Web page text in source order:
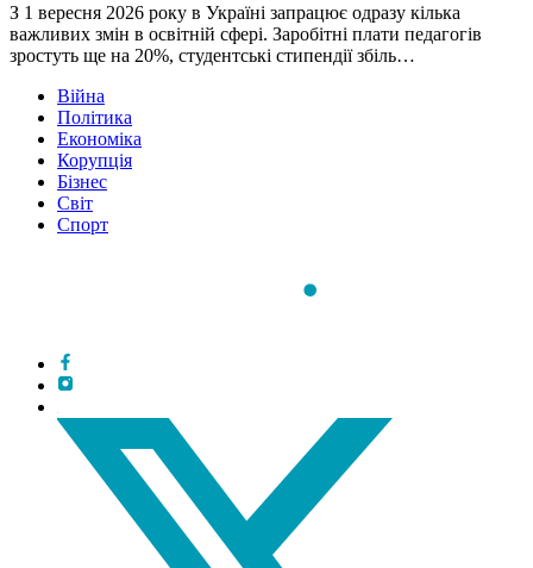
З 1 вересня 2026 року в Україні запрацює одразу кілька
важливих змін в освітній сфері. Заробітні плати педагогів
зростуть ще на 20%, студентські стипендії збіль…
Війна
Політика
Економіка
Корупція
Бізнес
Світ
Спорт